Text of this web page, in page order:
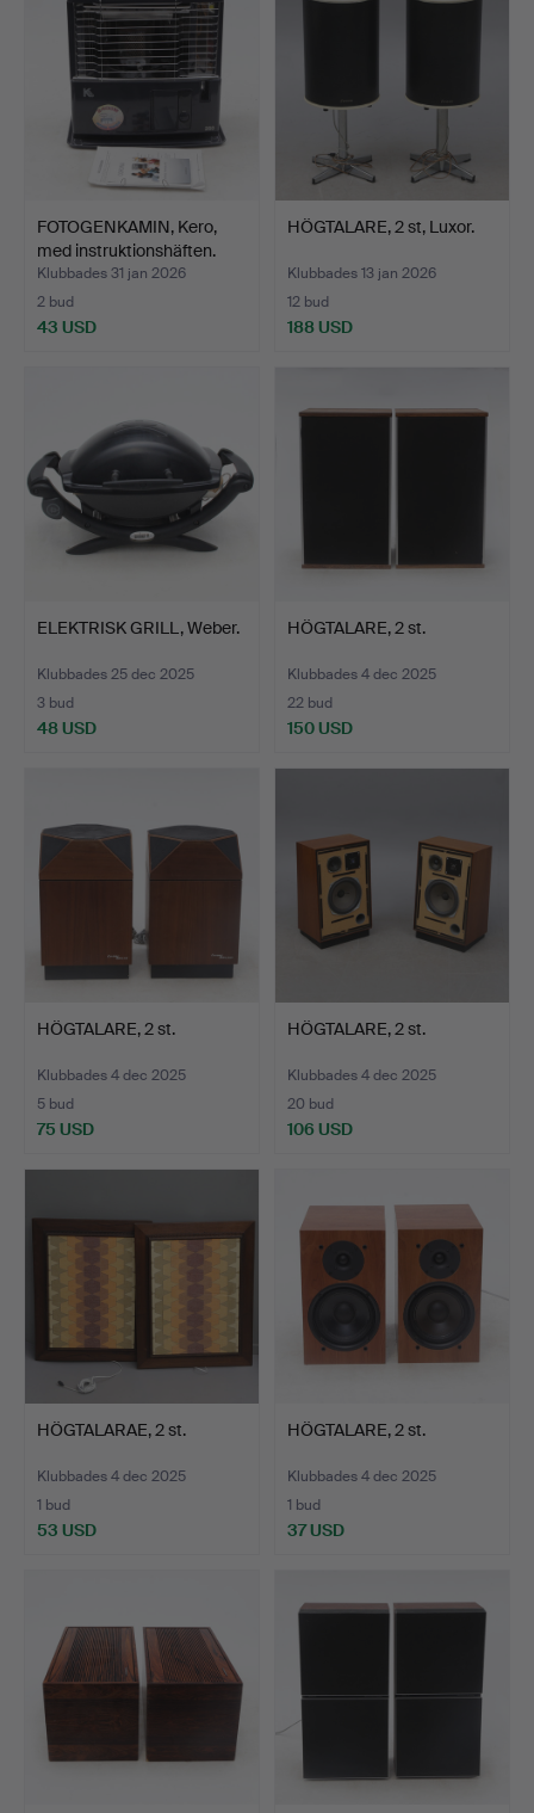
FOTOGENKAMIN, Kero,
med instruktionshäften.
Klubbades 31 jan 2026
2 bud
43 USD
HÖGTALARE, 2 st, Luxor.
Klubbades 13 jan 2026
12 bud
188 USD
ELEKTRISK GRILL, Weber.
Klubbades 25 dec 2025
3 bud
48 USD
HÖGTALARE, 2 st.
Klubbades 4 dec 2025
22 bud
150 USD
HÖGTALARE, 2 st.
Klubbades 4 dec 2025
5 bud
75 USD
HÖGTALARE, 2 st.
Klubbades 4 dec 2025
20 bud
106 USD
HÖGTALARAE, 2 st.
Klubbades 4 dec 2025
1 bud
53 USD
HÖGTALARE, 2 st.
Klubbades 4 dec 2025
1 bud
37 USD